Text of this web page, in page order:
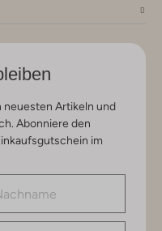
neuesten Artikeln und
Abonniere den
im